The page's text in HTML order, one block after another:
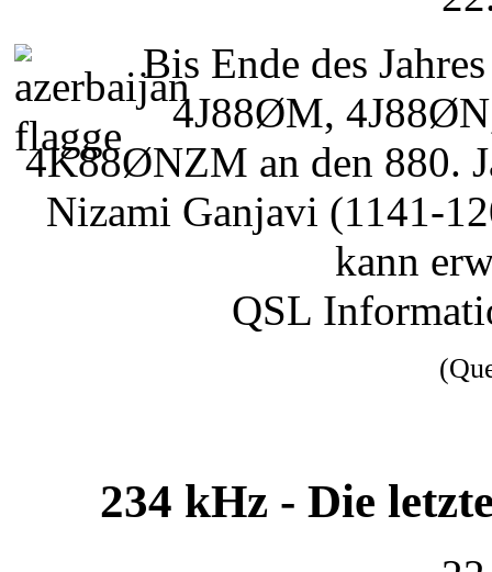
Bis Ende des
4J88ØM,
4K88ØNZM an den 880.
Nizami Ganjavi (1141-
kann
QSL
234 kHz - Die